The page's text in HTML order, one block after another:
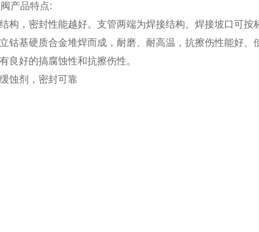
产品特点:
构，密封性能越好。支管两端为焊接结构。焊接坡口可按
钴基硬质合金堆焊而成，耐磨、耐高温，抗擦伤性能好、
良好的搞腐蚀性和抗擦伤性。
蚀剂，密封可靠